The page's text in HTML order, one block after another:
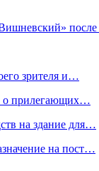
зрителя и…
о прилегающих…
на здание для…
на пост…